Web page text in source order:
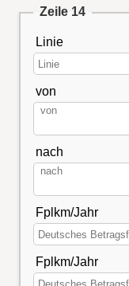
Zeile 14
Linie
von
nach
Fplkm/Jahr
Fplkm/Jahr